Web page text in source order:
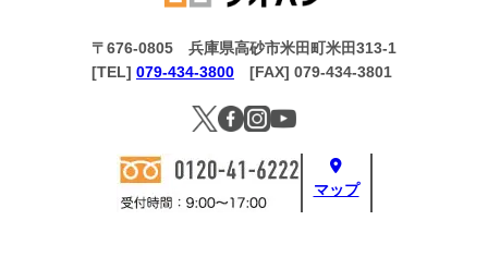
マップ
〒676-0805 兵庫県高砂市米田町米田313-1
[TEL] 079-434-3800 [FAX] 079-434-3801